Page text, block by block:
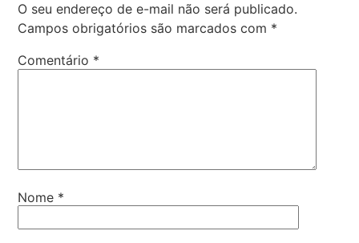
O seu endereço de e-mail não será publicado.
Campos obrigatórios são marcados com *
Comentário *
Nome *